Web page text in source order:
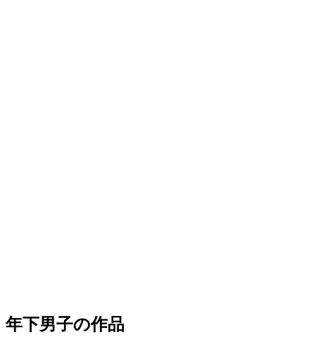
年下男子の作品